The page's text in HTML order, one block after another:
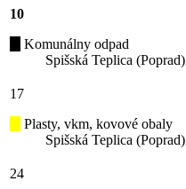
10
Komunálny odpad
Spišská Teplica (Poprad)
17
Plasty, vkm, kovové obaly
Spišská Teplica (Poprad)
24